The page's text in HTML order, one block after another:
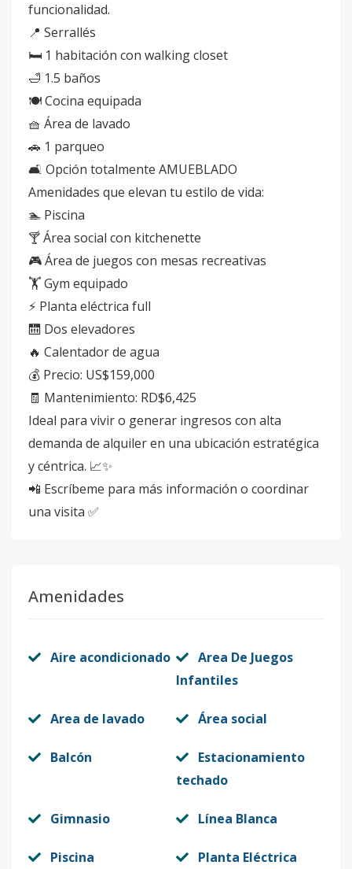
funcionalidad.
📍 Serrallés
🛏️ 1 habitación con walking closet
🛁 1.5 baños
🍽️ Cocina equipada
🧺 Área de lavado
🚗 1 parqueo
🛋️ Opción totalmente AMUEBLADO
Amenidades que elevan tu estilo de vida:
🏊 Piscina
🍸 Área social con kitchenette
🎮 Área de juegos con mesas recreativas
🏋️ Gym equipado
⚡ Planta eléctrica full
🛗 Dos elevadores
🔥 Calentador de agua
💰 Precio: US$159,000
🧾 Mantenimiento: RD$6,425
Ideal para vivir o generar ingresos con alta
demanda de alquiler en una ubicación estratégica
y céntrica. 📈✨
📲 Escríbeme para más información o coordinar
una visita ✅
Amenidades
Aire acondicionado
Area De Juegos
Infantiles
Area de lavado Área social
Balcón
Estacionamiento
techado
Gimnasio Línea Blanca
Piscina Planta Eléctrica